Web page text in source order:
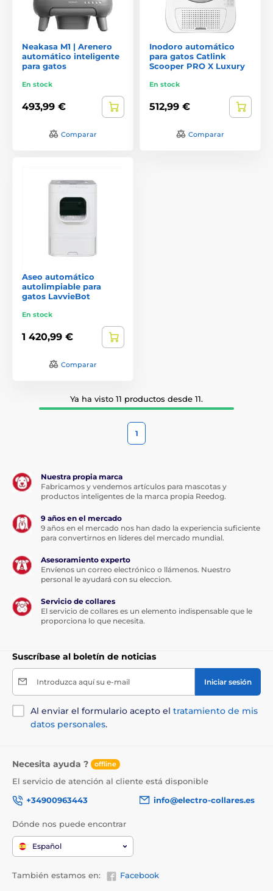
Neakasa M1 | Arenero
automático inteligente
para gatos
En stock
493,99 €
Comparar
Inodoro automático
para gatos Catlink
Scooper PRO X Luxury
En stock
512,99 €
Comparar
Aseo automático
autolimpiable para
gatos LavvieBot
En stock
1 420,99 €
Comparar
Ya ha visto 11 productos desde 11.
1
Nuestra propia marca
Fabricamos y vendemos artículos para mascotas y
productos inteligentes de la marca propia Reedog.
9 años en el mercado
9 años en el mercado nos han dado la experiencia suficiente
para convertirnos en líderes del mercado mundial.
Asesoramiento experto
Envíenos un correo electrónico o llámenos. Nuestro
personal le ayudará con su eleccion.
Servicio de collares
El servicio de collares es un elemento indispensable que le
proporciona lo que necesita.
Suscríbase al boletín de noticias
Introduzca aquí su e-mail Iniciar sesión
Al enviar el formulario acepto el tratamiento de mis
datos personales.
Necesita ayuda ? offline
El servicio de atención al cliente está disponible
+34900963443
info@electro-collares.es
Dónde nos puede encontrar
Español
También estamos en: Facebook